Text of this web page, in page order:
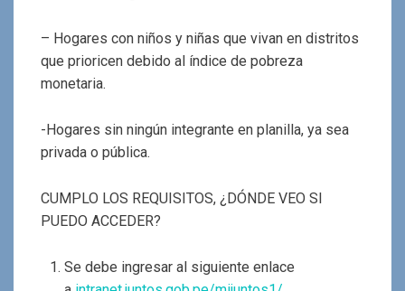
– Hogares con niños y niñas que vivan en distritos
que prioricen debido al índice de pobreza
monetaria.
-Hogares sin ningún integrante en planilla, ya sea
privada o pública.
CUMPLO LOS REQUISITOS, ¿DÓNDE VEO SI
PUEDO ACCEDER?
Se debe ingresar al siguiente enlace